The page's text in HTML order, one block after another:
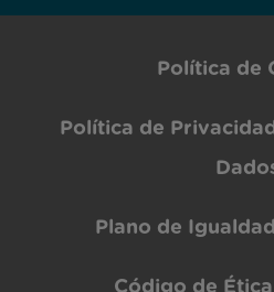
Política de
Política de
Plano de
Código de